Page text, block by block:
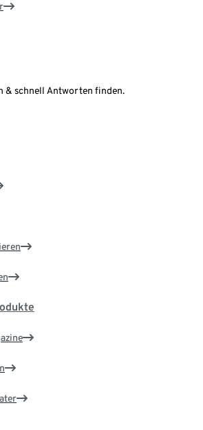
& schnell Antworten finden.